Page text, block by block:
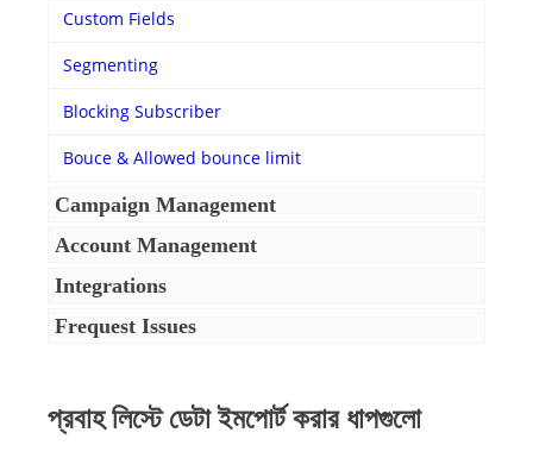
Custom Fields
Segmenting
Blocking Subscriber
Bouce & Allowed bounce limit
Campaign Management
Account Management
Integrations
Frequest Issues
প্রবাহ লিস্টে ডেটা ইমপোর্ট করার ধাপগুলো